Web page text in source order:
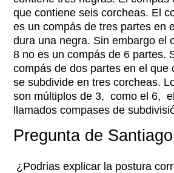
que contiene seis corcheas. El
es un compás de tres partes en
dura una negra. Sin embargo el
8 no es un compás de 6 partes.
compás de dos partes en el que
se subdivide en tres corcheas.
son múltiplos de 3, como el 6,
llamados compases de
Pregunta de
¿Podrias explicar la postura